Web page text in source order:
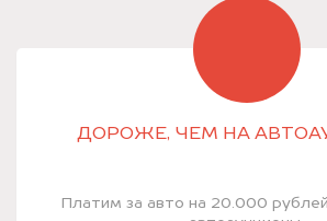
ДОРОЖЕ, ЧЕМ НА
Платим за авто на 20.000